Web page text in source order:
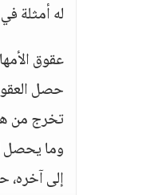
له أمثلة
عقوق
حصل
تخرج من
وما يحصل
إلى